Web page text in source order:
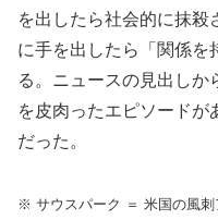
を出したら社会的に抹殺
に手を出したら「関係を
る。ニュースの見出しか
を皮肉ったエピソードが
だった。
※ サウスパーク ＝ 米国の風